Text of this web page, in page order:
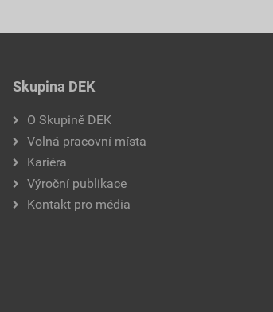
Skupina DEK
O Skupině DEK
Volná pracovní místa
Kariéra
Výroční publikace
Kontakt pro média